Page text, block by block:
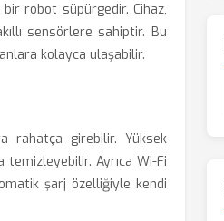
robot süpürgedir. Cihaz,
sensörlere sahiptir. Bu
kolayca ulaşabilir.
rahatça girebilir. Yüksek
Ayrıca Wi-Fi
şarj özelliğiyle kendi